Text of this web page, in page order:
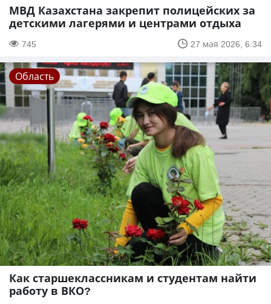
МВД Казахстана закрепит полицейских за
детскими лагерями и центрами отдыха
745 27 мая 2026, 6:34
Область
Как старшеклассникам и студентам найти
работу в ВКО?